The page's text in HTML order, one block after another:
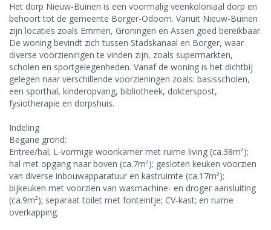
Het dorp Nieuw-Buinen is een voormalig veenkoloniaal dorp en
behoort tot de gemeente Borger-Odoorn. Vanuit Nieuw-Buinen
zijn locaties zoals Emmen, Groningen en Assen goed bereikbaar.
De woning bevindt zich tussen Stadskanaal en Borger, waar
diverse voorzieningen te vinden zijn, zoals supermarkten,
scholen en sportgelegenheden. Vanaf de woning is het dichtbij
gelegen naar verschillende voorzieningen zoals: basisscholen,
een sporthal, kinderopvang, bibliotheek, dokterspost,
fysiotherapie en dorpshuis.
Indeling
Begane grond:
Entree/hal; L-vormige woonkamer met ruime living (ca.38m²);
hal met opgang naar boven (ca.7m²); gesloten keuken voorzien
van diverse inbouwapparatuur en kastruimte (ca.17m²);
bijkeuken met voorzien van wasmachine- en droger aansluiting
(ca.9m²); separaat toilet met fonteintje; CV-kast; en ruime
overkapping.